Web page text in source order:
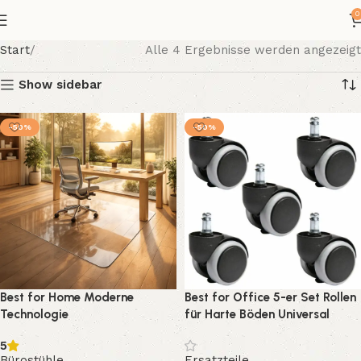
0
Start Alle 4 Ergebnisse werden angezeigt
Show sidebar
-50%
Best for Home Moderne
Technologie
Bürostuhlunterlage für
Hartböden (Parkett, Laminat,
5
-50%
Best for Office 5-er Set Rollen
für Harte Böden Universal
Ersatzrollen QUALITÄTSWARE